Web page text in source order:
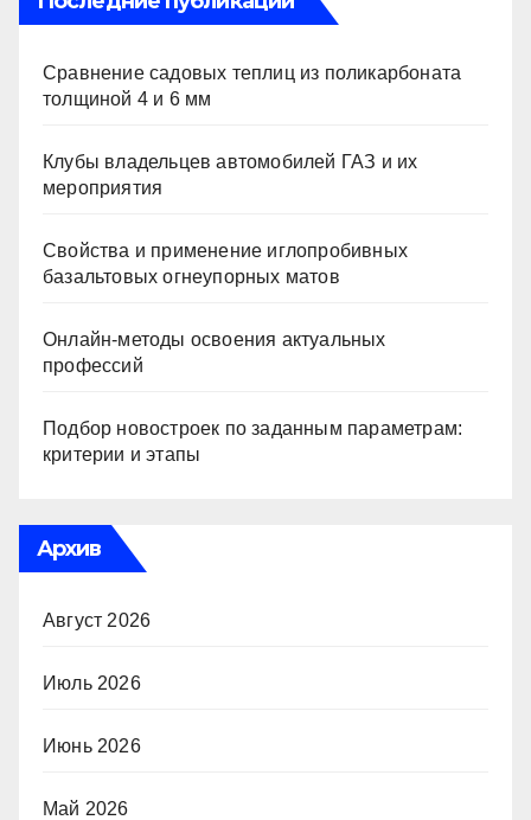
Сравнение садовых теплиц из поликарбоната
толщиной 4 и 6 мм
Клубы владельцев автомобилей ГАЗ и их
мероприятия
Свойства и применение иглопробивных
базальтовых огнеупорных матов
Онлайн-методы освоения актуальных
профессий
Подбор новостроек по заданным параметрам:
критерии и этапы
Архив
Август 2026
Июль 2026
Июнь 2026
Май 2026